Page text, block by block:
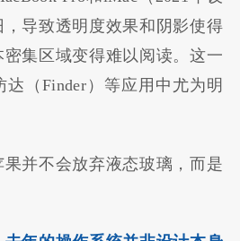
导致透明度效果和阴影使得
集区域变得难以阅读。这一
（Finder）等应用中尤为明
并不会放弃液态玻璃，而是